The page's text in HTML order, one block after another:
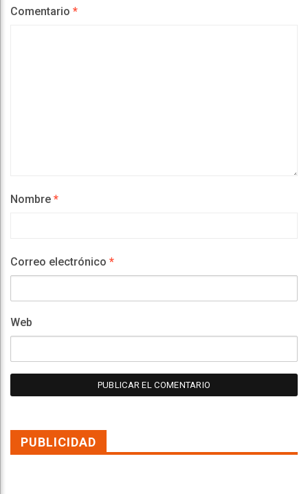
Comentario *
Nombre *
Correo electrónico *
Web
PUBLICIDAD